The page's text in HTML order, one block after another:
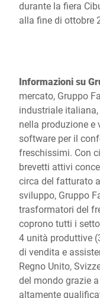
durante la fiera
alla fine di ottobre
Informazioni su
mercato, Gruppo
industriale
nella produzione e
software per il
freschissimi. Con
brevetti attivi
circa del fatturato
sviluppo, Gruppo
trasformatori del
coprono tutti i
4 unità produttive
di vendita e
Regno Unito,
del mondo grazie
altamente